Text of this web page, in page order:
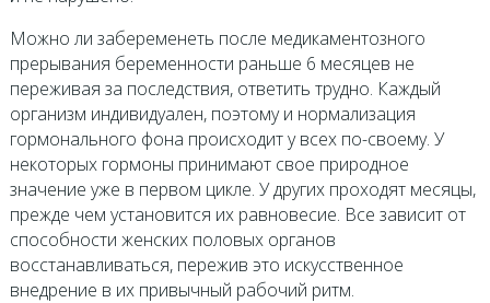
Можно ли забеременеть после медикаментозного
прерывания беременности раньше 6 месяцев не
переживая за последствия, ответить трудно. Каждый
организм индивидуален, поэтому и нормализация
гормонального фона происходит у всех по-своему. У
некоторых гормоны принимают свое природное
значение уже в первом цикле. У других проходят месяцы,
прежде чем установится их равновесие. Все зависит от
способности женских половых органов
восстанавливаться, пережив это искусственное
внедрение в их привычный рабочий ритм.